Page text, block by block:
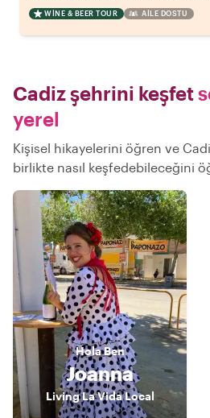
WINE & BEER TOUR AILE DOSTU
Cadiz şehrini keşfet
yerel
Kişisel hikayelerini öğren ve
birlikte nasıl keşfedebileceğini
HolaBen
Joanna
Living La Vida Local